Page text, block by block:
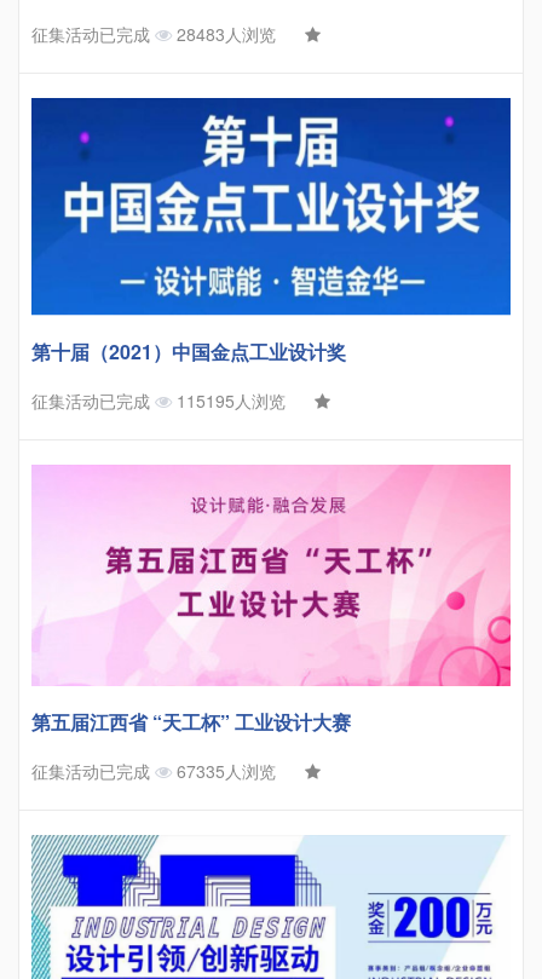
征集活动已完成 28483人浏览
第十届（2021）中国金点工业设计奖
征集活动已完成 115195人浏览
第五届江西省 “天工杯” 工业设计大赛
征集活动已完成 67335人浏览